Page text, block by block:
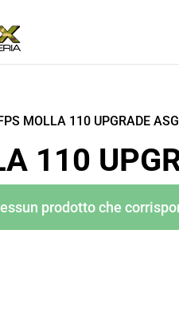
MOLLA 110 UPGRADE
110
prodotto che